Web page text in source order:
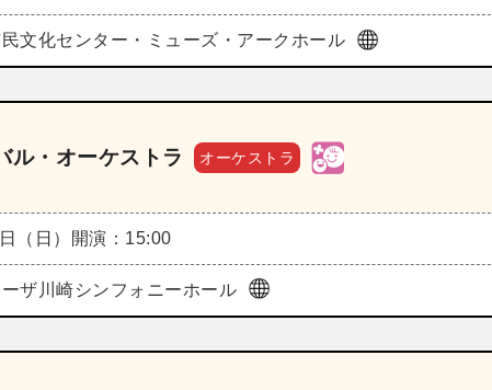
文化センター・ミューズ・アークホール
・オーケストラ オーケストラ
（日） 開演：15:00
ーザ川崎シンフォニーホール